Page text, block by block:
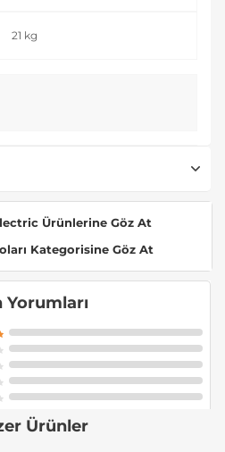
21 kg
Ürünlerine Göz At
Kategorisine Göz At
Yorumları
Ürünler